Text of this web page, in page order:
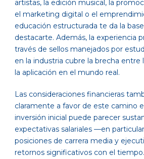
artistas, la edición musical, la
el marketing digital o el
educación estructurada te da la
destacarte. Además, la experiencia
través de sellos manejados por
en la industria cubre la brecha entre
la aplicación en el mundo real.
Las consideraciones financieras
claramente a favor de este camino
inversión inicial puede parecer
expectativas salariales —en
posiciones de carrera media y
retornos significativos con el